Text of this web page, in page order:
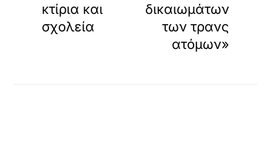
κτίρια και
σχολεία
δικαιωμάτων
των τρανς
ατόμων»